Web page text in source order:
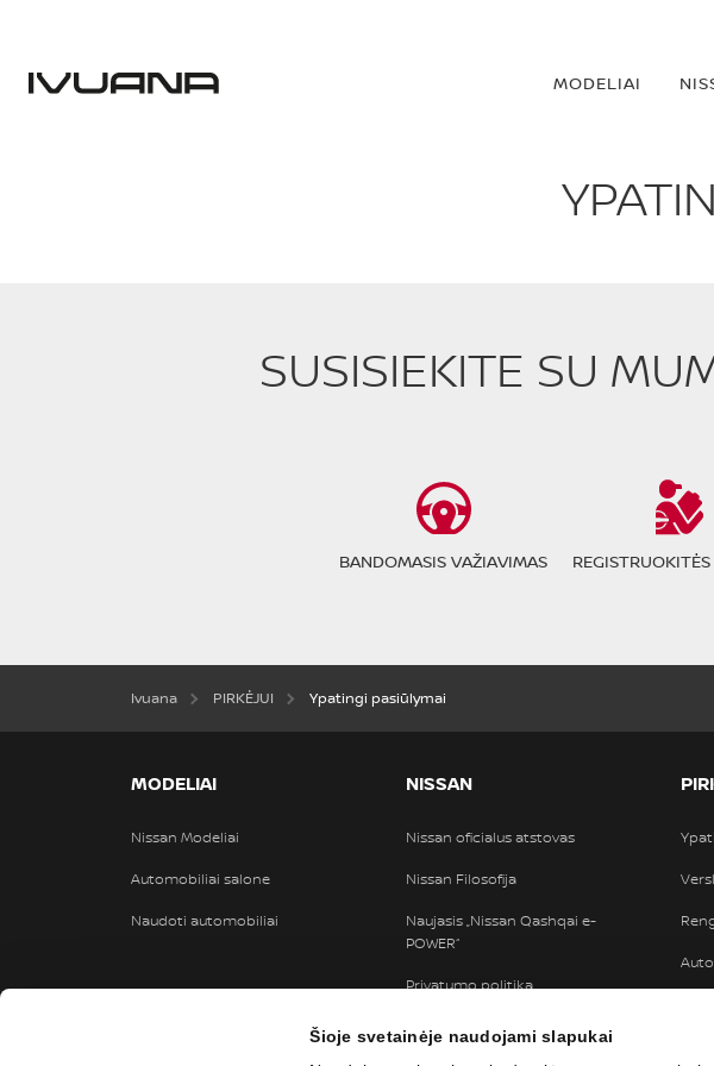
Šioje svetainėje naudojami slapukai
MODELIAI
SUSISIEKITE SU
BANDOMASIS VAŽIAVIMAS
Ivuana PIRKĖJUI Ypatingi pasiūlymai
MODELIAI
Nissan Modeliai
Automobiliai salone
Naudoti automobiliai
NISSAN
Nissan oficialus atstovas
Nissan Filosofija
Naujasis „Nissan Qashqai e-
POWER“
Privatumo politika